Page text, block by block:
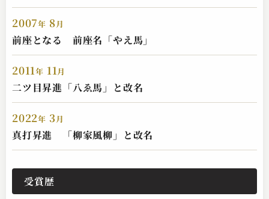
2007年 8月
前座となる 前座名「やえ馬」
2011年 11月
二ツ目昇進「八ゑ馬」と改名
2022年 3月
真打昇進 「柳家風柳」と改名
受賞歴